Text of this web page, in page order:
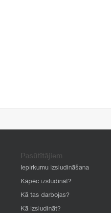
Pasūtītājiem
Iepirkumu izsludināšana
Kāpēc izsludināt?
Kā tas darbojas?
Kā izsludināt?